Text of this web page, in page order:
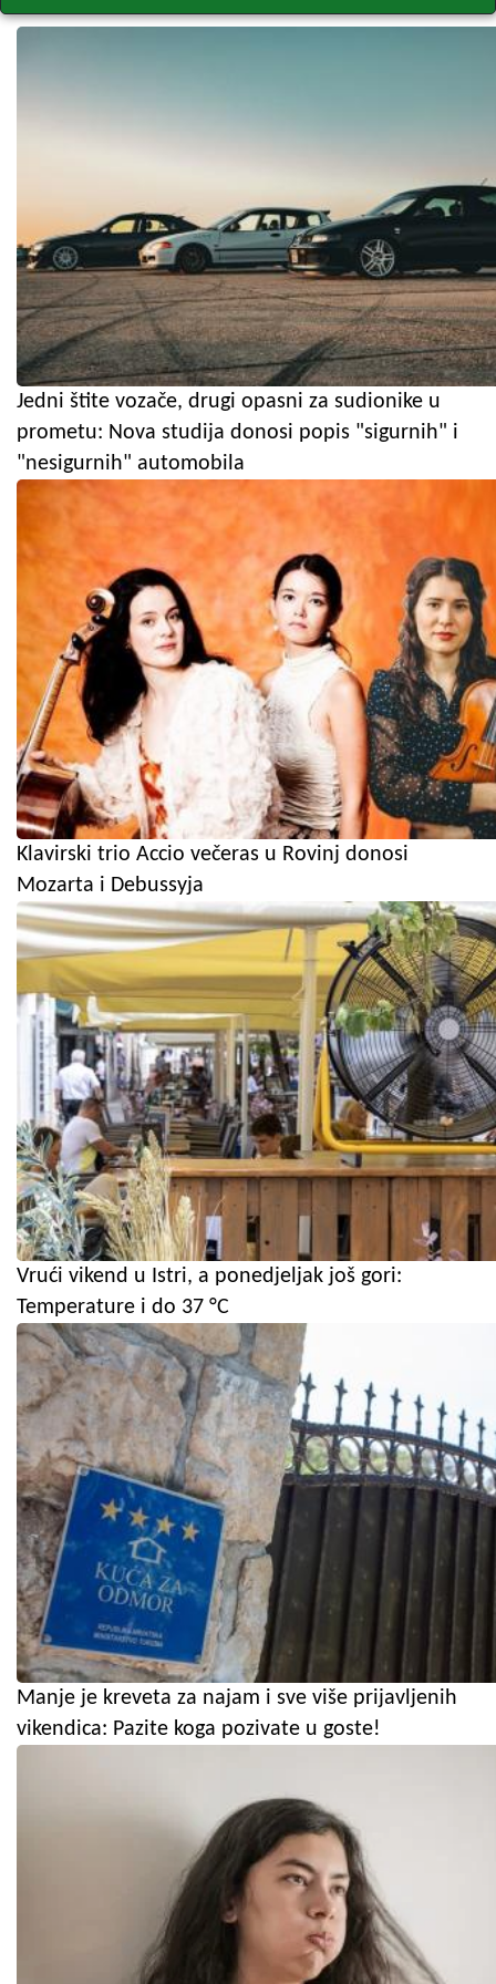
Jedni štite vozače, drugi opasni za sudionike u
prometu: Nova studija donosi popis "sigurnih" i
"nesigurnih" automobila
Klavirski trio Accio večeras u Rovinj donosi
Mozarta i Debussyja
Vrući vikend u Istri, a ponedjeljak još gori:
Temperature i do 37 °C
Manje je kreveta za najam i sve više prijavljenih
vikendica: Pazite koga pozivate u goste!